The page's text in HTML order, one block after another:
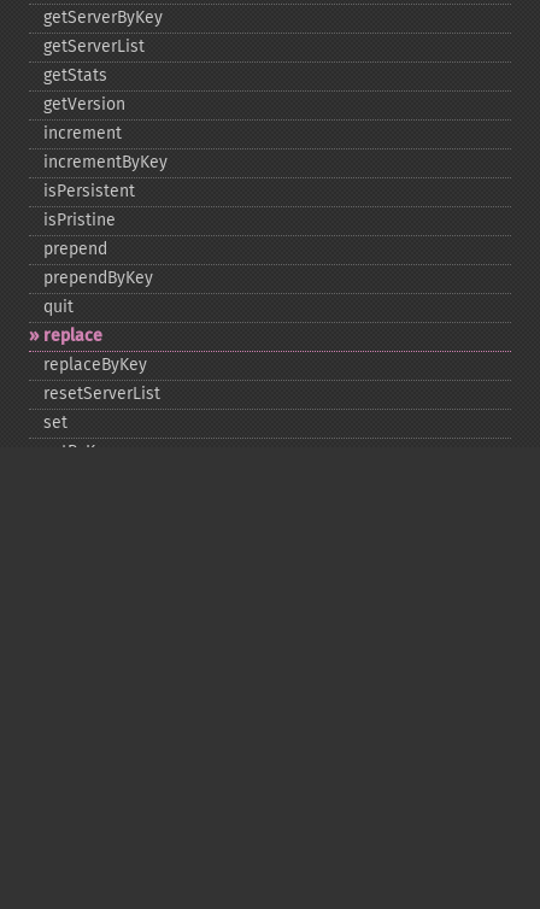
getServerByKey
getServerList
getStats
getVersion
increment
incrementByKey
isPersistent
isPristine
prepend
prependByKey
quit
replace
replaceByKey
resetServerList
set
setByKey